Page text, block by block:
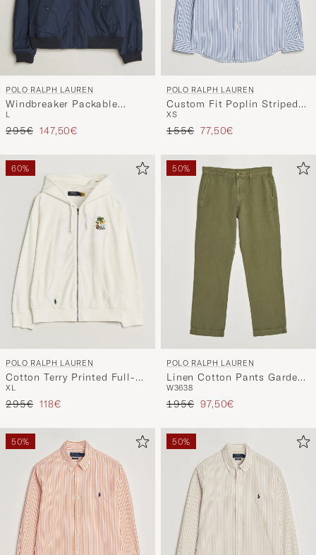
POLO RALPH LAUREN
Windbreaker Packable
Jacket Navy
L
Regulärer Preis
295€ Reduzierter Preis
147,50€
POLO RALPH LAUREN
Custom Fit Poplin Striped
Shirt Blue
XS
Regulärer Preis
155€ Reduzierter Preis
77,50€
60%
POLO RALPH LAUREN
Cotton Terry Printed Full-
Zip Hoodie Nevis
XL
Regulärer Preis
295€ Reduzierter Preis
118€
50%
POLO RALPH LAUREN
Linen Cotton Pants Garden
Trail
W3638
Regulärer Preis
195€ Reduzierter Preis
97,50€
50% 50%